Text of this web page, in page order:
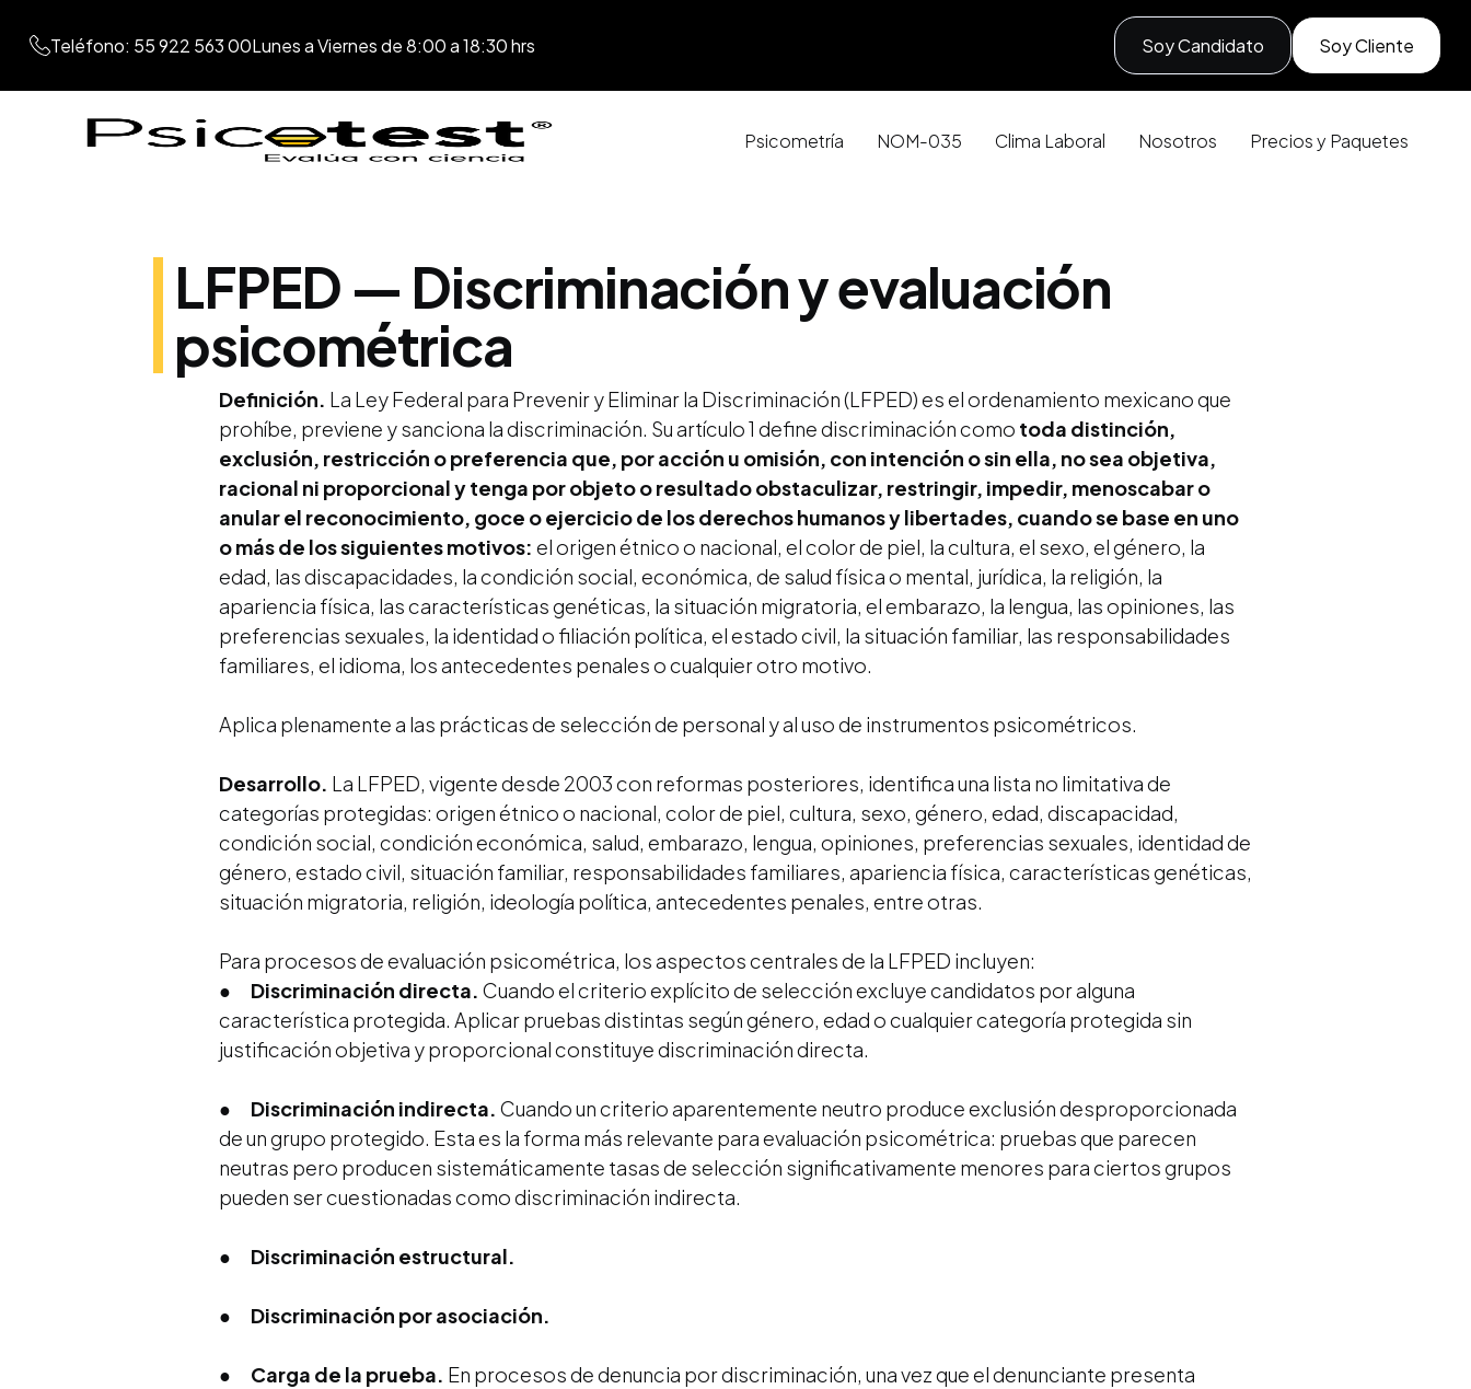
Teléfono: 55 922 563 00Lunes a Viernes de 8:00 a 18:30 hrs Soy Candidato Soy Cliente
Psicometría NOM-035 Clima Laboral Nosotros Precios y Paquetes
LFPED — Discriminación y evaluación
psicométrica
Definición. La Ley Federal para Prevenir y Eliminar la Discriminación (LFPED) es el ordenamiento mexicano que
prohíbe, previene y sanciona la discriminación. Su artículo 1 define discriminación como toda distinción,
exclusión, restricción o preferencia que, por acción u omisión, con intención o sin ella, no sea objetiva,
racional ni proporcional y tenga por objeto o resultado obstaculizar, restringir, impedir, menoscabar o
anular el reconocimiento, goce o ejercicio de los derechos humanos y libertades, cuando se base en uno
o más de los siguientes motivos: el origen étnico o nacional, el color de piel, la cultura, el sexo, el género, la
edad, las discapacidades, la condición social, económica, de salud física o mental, jurídica, la religión, la
apariencia física, las características genéticas, la situación migratoria, el embarazo, la lengua, las opiniones, las
preferencias sexuales, la identidad o filiación política, el estado civil, la situación familiar, las responsabilidades
familiares, el idioma, los antecedentes penales o cualquier otro motivo.
Aplica plenamente a las prácticas de selección de personal y al uso de instrumentos psicométricos.
Desarrollo. La LFPED, vigente desde 2003 con reformas posteriores, identifica una lista no limitativa de
categorías protegidas: origen étnico o nacional, color de piel, cultura, sexo, género, edad, discapacidad,
condición social, condición económica, salud, embarazo, lengua, opiniones, preferencias sexuales, identidad de
género, estado civil, situación familiar, responsabilidades familiares, apariencia física, características genéticas,
situación migratoria, religión, ideología política, antecedentes penales, entre otras.
Para procesos de evaluación psicométrica, los aspectos centrales de la LFPED incluyen:
● Discriminación directa. Cuando el criterio explícito de selección excluye candidatos por alguna
característica protegida. Aplicar pruebas distintas según género, edad o cualquier categoría protegida sin
justificación objetiva y proporcional constituye discriminación directa.
● Discriminación indirecta. Cuando un criterio aparentemente neutro produce exclusión desproporcionada
de un grupo protegido. Esta es la forma más relevante para evaluación psicométrica: pruebas que parecen
neutras pero producen sistemáticamente tasas de selección significativamente menores para ciertos grupos
pueden ser cuestionadas como discriminación indirecta.
● Discriminación estructural.
● Discriminación por asociación.
● Carga de la prueba. En procesos de denuncia por discriminación, una vez que el denunciante presenta